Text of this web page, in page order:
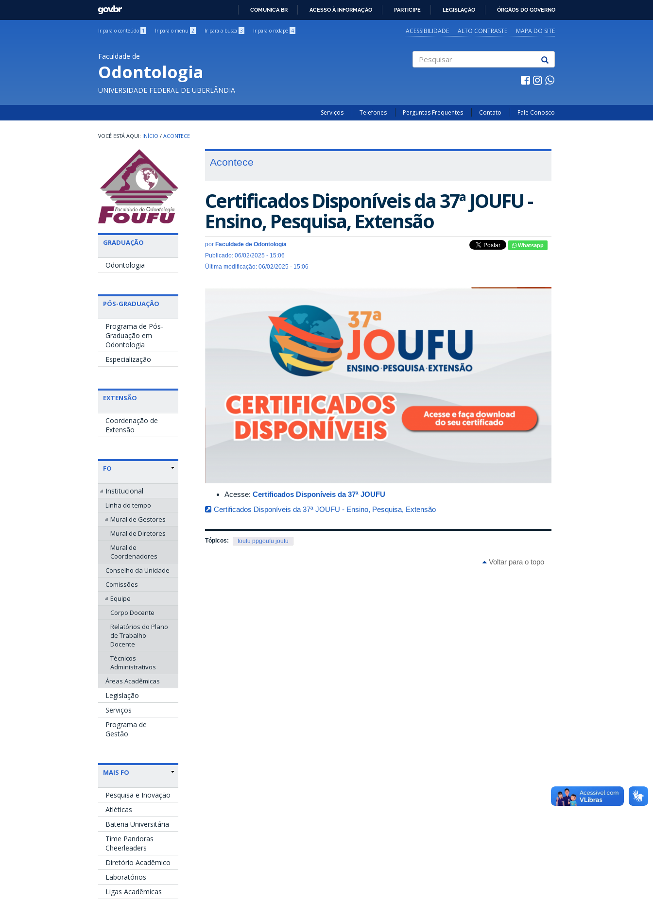
GOVBR
COMUNICA BR ACESSO À INFORMAÇÃO PARTICIPE LEGISLAÇÃO ÓRGÃOS DO GOVERNO
Ir para o conteúdo 1 Ir para o menu 2 Ir para a busca 3 Ir para o rodapé 4 ACESSIBILIDADE ALTO CONTRASTE MAPA DO SITE
Faculdade de
Odontologia
UNIVERSIDADE FEDERAL DE UBERLÂNDIA
Serviços Telefones Perguntas Frequentes Contato Fale Conosco
INÍCIO / ACONTECE
GRADUAÇÃO
Odontologia
PÓS-GRADUAÇÃO
Programa de Pós-
Graduação em
Odontologia
Especialização
EXTENSÃO
Coordenação de
Extensão
FO
Institucional
Linha do tempo
Mural de Gestores
Mural de Diretores
Mural de
Coordenadores
Conselho da Unidade
Comissões
Equipe
Corpo Docente
Relatórios do Plano
de Trabalho
Docente
Técnicos
Administrativos
Áreas Acadêmicas
Legislação
Serviços
Programa de
Gestão
MAIS FO
Pesquisa e Inovação
Atléticas
Bateria Universitária
Time Pandoras
Cheerleaders
Diretório Acadêmico
Laboratórios
Ligas Acadêmicas
Acontece
Certificados Disponíveis da 37ª JOUFU -
Ensino, Pesquisa, Extensão
por Faculdade de Odontologia
Publicado: 06/02/2025 - 15:06
Última modificação: 06/02/2025 - 15:06
Whatsapp
Acesse: Certificados Disponíveis da 37ª JOUFU
Certificados Disponíveis da 37ª JOUFU - Ensino, Pesquisa, Extensão
Tópicos: foufu ppgoufu joufu
Voltar para o topo